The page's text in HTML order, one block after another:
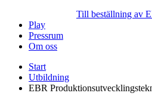
Till beställning av
Play
Pressrum
Om oss
Start
Utbildning
EBR